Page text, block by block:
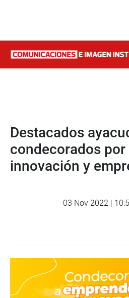
Destacados
condecorados por
innovación y
03 Nov 2022 |